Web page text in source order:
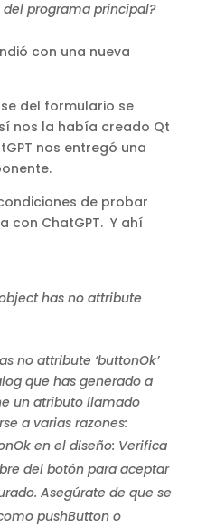
programa principal?
con una nueva
del formulario se
nos la había creado Qt
nos entregó una
de probar
con ChatGPT. Y ahí
has no attribute
no attribute ‘buttonOk’
que has generado a
un atributo llamado
a varias razones:
en el diseño: Verifica
del botón para aceptar
Asegúrate de que se
pushButton o